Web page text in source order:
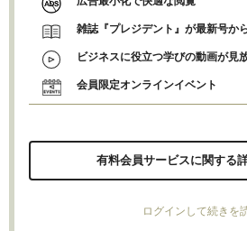
雑誌『プレジデント』が最新号か
ビジネスに役立つ学びの動画が見
会員限定オンラインイベント
有料会員サービスに関する
ログインして続きを